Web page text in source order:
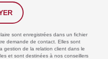
sont enregistrées dans un fichier
demande de contact. Elles sont
gestion de la relation client dans le
et sont destinées à nos conseillers